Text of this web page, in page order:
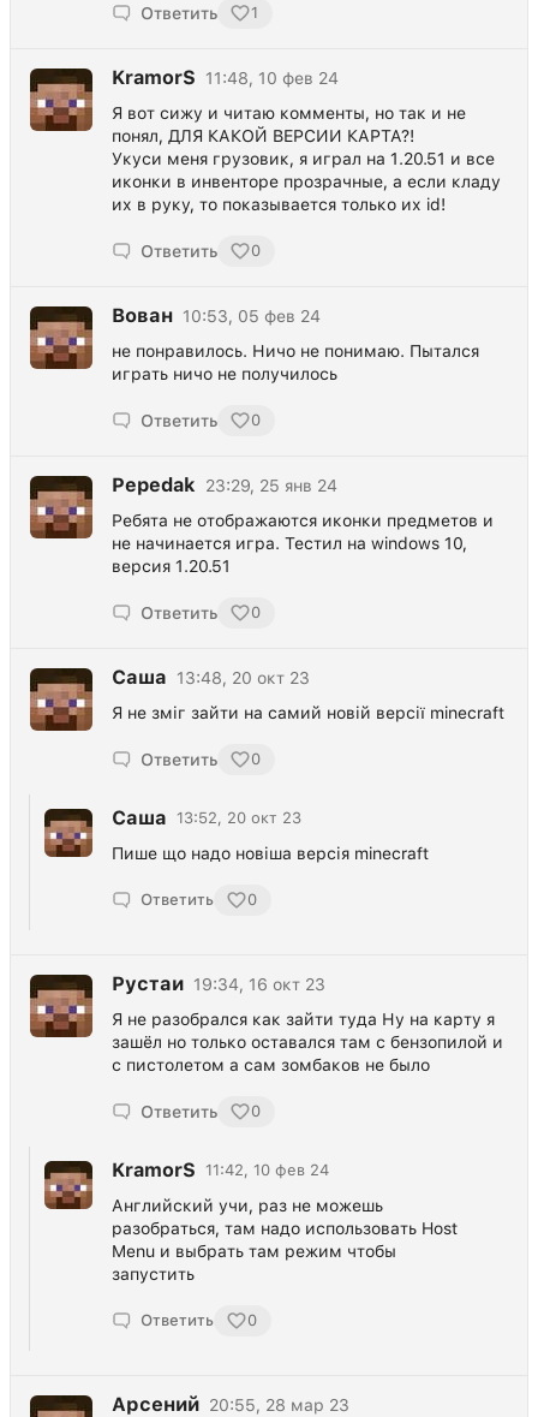
Ответить 1
KramorS
11:48, 10 фев 24
Я вот сижу и читаю комменты, но так и не
понял, ДЛЯ КАКОЙ ВЕРСИИ КАРТА?!
Укуси меня грузовик, я играл на 1.20.51 и все
иконки в инвенторе прозрачные, а если кладу
их в руку, то показывается только их id!
Ответить 0
Вован 10:53, 05 фев 24
не понравилось. Ничо не понимаю. Пытался
играть ничо не получилось
Ответить 0
Pepedak
23:29, 25 янв 24
Ребята не отображаются иконки предметов и
не начинается игра. Тестил на windows 10,
версия 1.20.51
Ответить 0
Саша
13:48, 20 окт 23
Я не зміг зайти на самий новій версії minecraft
Ответить 0
Саша 13:52, 20 окт 23
Пише що надо новіша версія minecraft
Ответить 0
Рустаи 19:34, 16 окт 23
Я не разобрался как зайти туда Ну на карту я
зашёл но только оставался там с бензопилой и
с пистолетом а сам зомбаков не было
Ответить 0
KramorS 11:42, 10 фев 24
Английский учи, раз не можешь
разобраться, там надо использовать Host
Menu и выбрать там режим чтобы
запустить
Ответить 0
Арсений 20:55, 28 мар 23